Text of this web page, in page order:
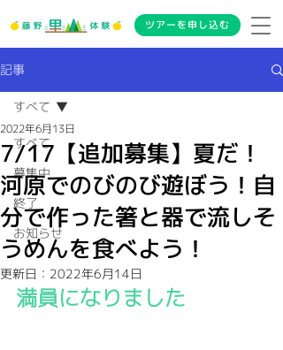
ツアーを申し込む
記事
すべて
募集中
終了
お知らせ
すべて
7/17【追加募集】夏だ！
河原でのびのび遊ぼう！自
分で作った箸と器で流しそ
うめんを食べよう！
2022年6月13日
更新日： 2022年6月14日
満員になりました